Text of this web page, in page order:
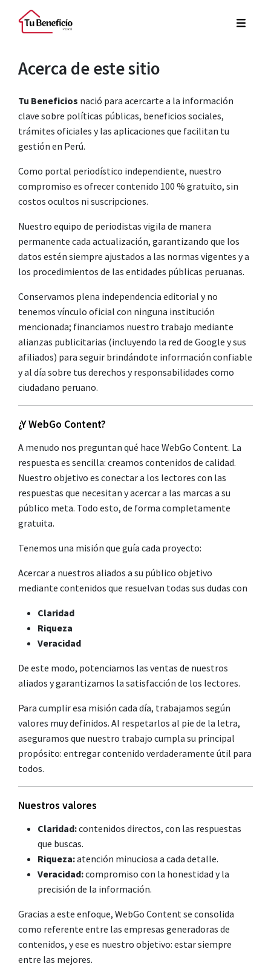
Acerca de este sitio
Tu Beneficios nació para acercarte a la información
clave sobre políticas públicas, beneficios sociales,
trámites oficiales y las aplicaciones que facilitan tu
gestión en Perú.
Como portal periodístico independiente, nuestro
compromiso es ofrecer contenido 100 % gratuito, sin
costos ocultos ni suscripciones.
Nuestro equipo de periodistas vigila de manera
permanente cada actualización, garantizando que los
datos estén siempre ajustados a las normas vigentes y a
los procedimientos de las entidades públicas peruanas.
Conservamos plena independencia editorial y no
tenemos vínculo oficial con ninguna institución
mencionada; financiamos nuestro trabajo mediante
alianzas publicitarias (incluyendo la red de Google y sus
afiliados) para seguir brindándote información confiable
y al día sobre tus derechos y responsabilidades como
ciudadano peruano.
¿Y WebGo Content?
A menudo nos preguntan qué hace WebGo Content. La
respuesta es sencilla: creamos contenidos de calidad.
Nuestro objetivo es conectar a los lectores con las
respuestas que necesitan y acercar a las marcas a su
público meta. Todo esto, de forma completamente
gratuita.
Tenemos una misión que guía cada proyecto:
Acercar a nuestros aliados a su público objetivo
mediante contenidos que resuelvan todas sus dudas con
Claridad
Riqueza
Veracidad
De este modo, potenciamos las ventas de nuestros
aliados y garantizamos la satisfacción de los lectores.
Para cumplir esa misión cada día, trabajamos según
valores muy definidos. Al respetarlos al pie de la letra,
aseguramos que nuestro trabajo cumpla su principal
propósito: entregar contenido verdaderamente útil para
todos.
Nuestros valores
Claridad:contenidos directos, con las respuestas
que buscas.
Riqueza:atención minuciosa a cada detalle.
Veracidad:compromiso con la honestidad y la
precisión de la información.
Gracias a este enfoque, WebGo Content se consolida
como referente entre las empresas generadoras de
contenidos, y ese es nuestro objetivo: estar siempre
entre las mejores.